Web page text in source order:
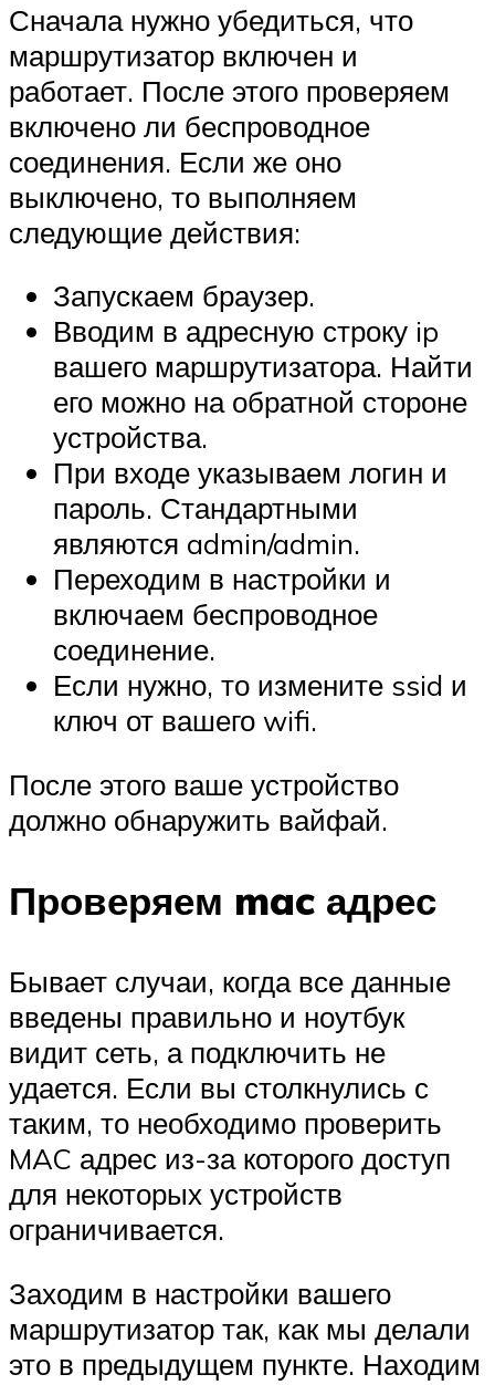
Сначала нужно убедиться, что
маршрутизатор включен и
работает. После этого проверяем
включено ли беспроводное
соединения. Если же оно
выключено, то выполняем
следующие действия:
Запускаем браузер.
Вводим в адресную строку ip
вашего маршрутизатора. Найти
его можно на обратной стороне
устройства.
При входе указываем логин и
пароль. Стандартными
являются admin/admin.
Переходим в настройки и
включаем беспроводное
соединение.
Если нужно, то измените ssid и
ключ от вашего wifi.
После этого ваше устройство
должно обнаружить вайфай.
Проверяем mac адрес
Бывает случаи, когда все данные
введены правильно и ноутбук
видит сеть, а подключить не
удается. Если вы столкнулись с
таким, то необходимо проверить
MAC адрес из-за которого доступ
для некоторых устройств
ограничивается.
Заходим в настройки вашего
маршрутизатор так, как мы делали
это в предыдущем пункте. Находим